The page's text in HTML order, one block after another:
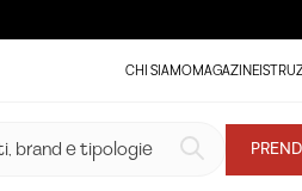
CHI SIAMOMAGAZINE